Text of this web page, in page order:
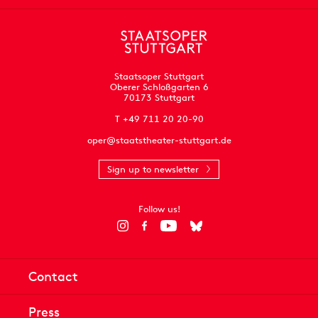
Staatsoper Stuttgart
Oberer Schloßgarten 6
70173 Stuttgart
T +49 711 20 20-90
oper@staatstheater-stuttgart.de
Sign up to newsletter
Follow us!
Contact
Press